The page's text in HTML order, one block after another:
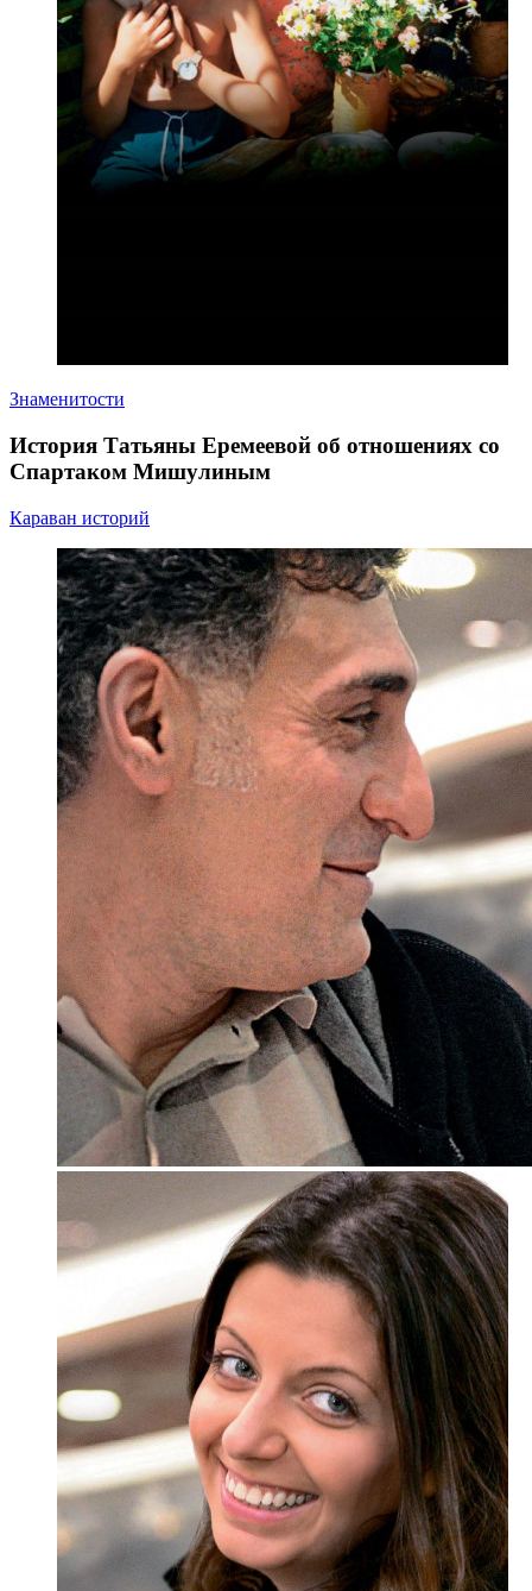
Знаменитости
История Татьяны Еремеевой об отношениях со
Спартаком Мишулиным
Караван историй